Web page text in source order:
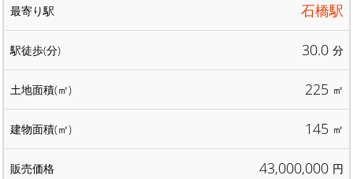
石橋駅
30.0 分
225 ㎡
145 ㎡
43,000,000 円